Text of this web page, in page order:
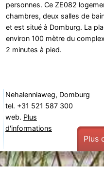
personnes. Ce ZE082
chambres, deux salles de
et est situé à Domburg. La
environ 100 mètre du
2 minutes à pied.
Nehalenniaweg, Domburg
tel. +31 521 587 300
web. Plus
d'informations
Plus